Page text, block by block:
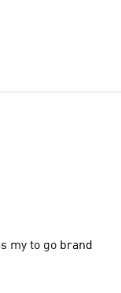
my to go brand